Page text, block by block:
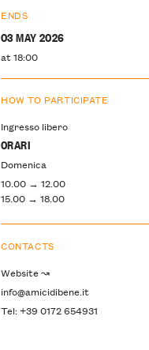
ENDS
03 MAY 2026
at 18:00
HOW TO PARTICIPATE
Ingresso libero
ORARI
Domenica
10.00 → 12.00
15.00 → 18.00
CONTACTS
Website ↝
info@amicidibene.it
Tel: +39 0172 654931